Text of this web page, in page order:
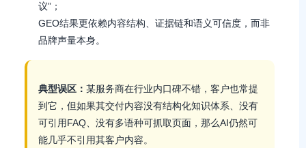
议”；
GEO结果更依赖内容结构、证据链和语义可信度，而非
品牌声量本身。
典型误区： 某服务商在行业内口碑不错，客户也常提
到它，但如果其交付内容没有结构化知识体系、没有
可引用FAQ、没有多语种可抓取页面，那么AI仍然可
能几乎不引用其客户内容。